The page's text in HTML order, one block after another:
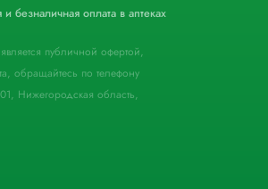
и безналичная оплата в аптеках
публичной офертой,
обращайтесь по телефону
Нижегородская область,